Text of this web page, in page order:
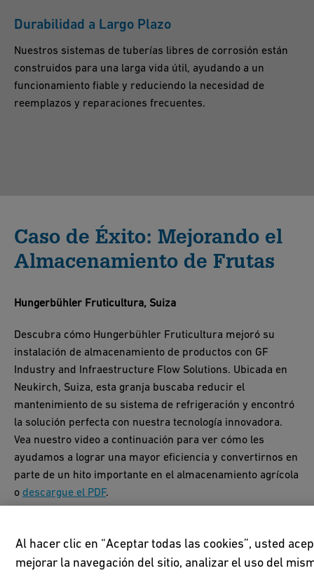
Durabilidad a Largo Plazo
Nuestros sistemas de tuberías libres de corrosión están
construidos para una larga vida útil, ayudando a un
funcionamiento fiable y reduciendo la necesidad de
reemplazos y reparaciones frecuentes.
Caso de Éxito: Mejorando el
Almacenamiento de Frutas
Hungerbühler Fruticultura, Suiza
Descubra cómo Hungerbühler Fruticultura mejoró su
instalación de almacenamiento de productos con GF
Industry and Infraestructure Flow Solutions. Ubicada en
Neukirch, Suiza, esta granja buscaba reducir el
mantenimiento de su sistema de refrigeración y encontró
la solución perfecta con nuestra tecnología innovadora.
Vea nuestro video a continuación para ver cómo les
ayudamos a lograr una mayor eficiencia y convertirnos en
parte de un hito importante en el almacenamiento agrícola
o descargue el PDF.
Al hacer clic en “Aceptar todas las cookies”, usted
mejorar la navegación del sitio, analizar el uso del